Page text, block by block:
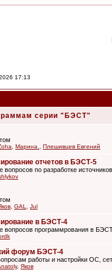
17:13
серии "БЭСТ"
Марина. Плешивцев Евгений
отчетов в БЭСТ-5
вопросов по разработке
GAL Jul
в БЭСТ-4
вопросов программрования в
форум БЭСТ-4
работы и настройки ОС,
, Яков